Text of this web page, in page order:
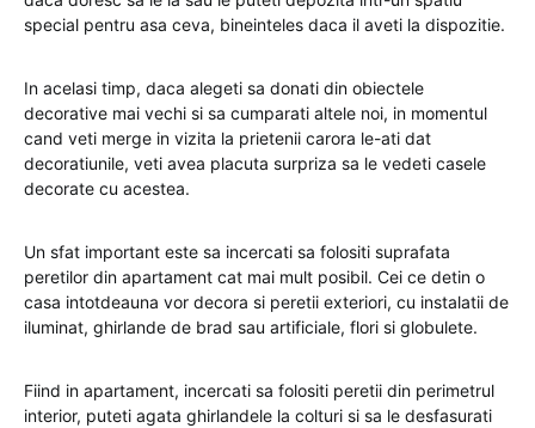
special pentru asa ceva, bineinteles daca il aveti la dispozitie.
In acelasi timp, daca alegeti sa donati din obiectele
decorative mai vechi si sa cumparati altele noi, in momentul
cand veti merge in vizita la prietenii carora le-ati dat
decoratiunile, veti avea placuta surpriza sa le vedeti casele
decorate cu acestea.
Un sfat important este sa incercati sa folositi suprafata
peretilor din apartament cat mai mult posibil. Cei ce detin o
casa intotdeauna vor decora si peretii exteriori, cu instalatii de
iluminat, ghirlande de brad sau artificiale, flori si globulete.
Fiind in apartament, incercati sa folositi peretii din perimetrul
interior, puteti agata ghirlandele la colturi si sa le desfasurati